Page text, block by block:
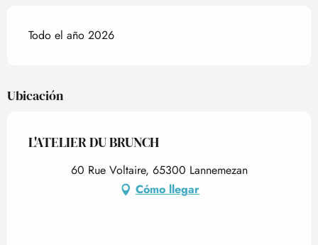
Todo el año 2026
Ubicación
L'ATELIER DU BRUNCH
60 Rue Voltaire, 65300 Lannemezan
Cómo llegar